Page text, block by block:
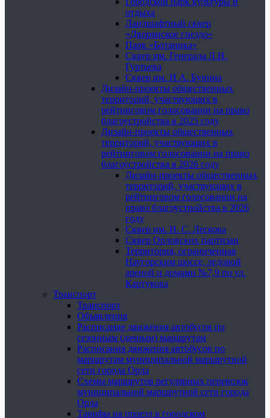
отдыха
Ландшафтный сквер
«Дворянское гнездо»
Парк «Ботаника»
Сквер им. Генерала Л.Н.
Гуртьева
Сквер им. И.А. Бунина
Дизайн-проекты общественных
территорий, участвующих в
рейтинговом голосовании на право
благоустройства в 2025 году
Дизайн-проекты общественных
территорий, участвующих в
рейтинговом голосовании на право
благоустройства в 2026 году
Дизайн-проекты общественных
территорий, участвующих в
рейтинговом голосовании на
право благоустройства в 2026
году
Сквер им. Н. С. Лескова
Сквер Орловских партизан
Территория, ограниченная
Наугорским шоссе, ледовой
ареной и домами №7,9 по ул.
Картукова
Транспорт
Транспорт
Объявления
Расписание движения автобусов по
сезонным (дачным) маршрутам
Расписания движения автобусов по
маршрутам муниципальной маршрутной
сети города Орла
Схемы маршрутов регулярных перевозок
муниципальной маршрутной сети города
Орла
Тарифы на проезд в городском